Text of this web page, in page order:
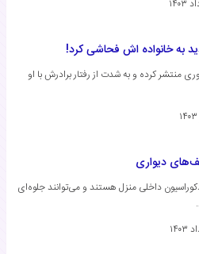
به خانواده اش فحاشی کرد!
منتشر کرده و به شدت از رفتار برادرش با او
دیواری
داخلی منزل هستند و می‌توانند جلوه‌ای